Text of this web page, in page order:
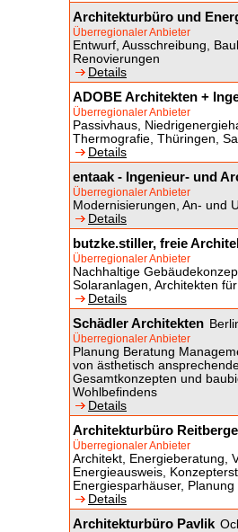
Architekturbüro und
Überregionaler Anbieter
Entwurf, Ausschreibung,
Renovierungen
Details
ADOBE Architekten +
Überregionaler Anbieter
Passivhaus,
Thermografie, Thüringen,
Details
entaak - Ingenieur- und
Überregionaler Anbieter
Modernisierungen, An- und
Details
butzke.stiller, freie
Überregionaler Anbieter
Nachhaltige
Solaranlagen, Architekten
Details
Schädler Architekten
Überregionaler Anbieter
Planung Beratung
von ästhetisch
Gesamtkonzepten und
Wohlbefindens
Details
Architekturbüro
Überregionaler Anbieter
Architekt, Energieberatung,
Energieausweis,
Energiesparhäuser,
Details
Architekturbüro Pavlik